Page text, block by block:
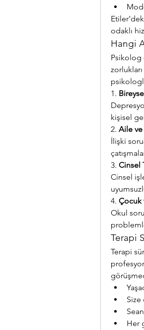
odaklı
Hangi
Psikolog
1.
kişisel
2. Aile
İlişki
3. Cinsel
Cinsel
4. Çocuk
Okul
Terapi
Terapi
Size
Her